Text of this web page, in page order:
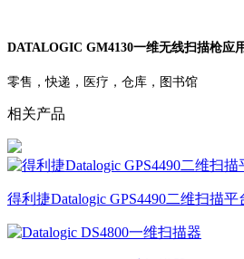
DATALOGIC GM4130一维无线扫描枪应
零售，快递，医疗，仓库，图书馆
相关产品
得利捷Datalogic GPS4490二维扫描平